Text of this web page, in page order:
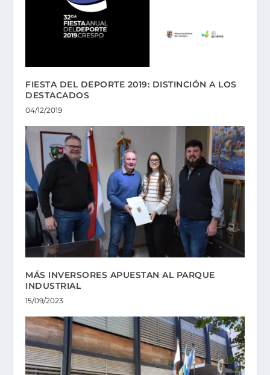
FIESTA DEL DEPORTE 2019: DISTINCIÓN A LOS
DESTACADOS
04/12/2019
MÁS INVERSORES APUESTAN AL PARQUE
INDUSTRIAL
15/09/2023